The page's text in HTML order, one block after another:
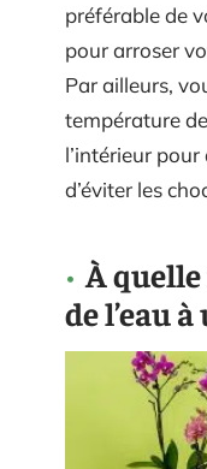
préférable de
pour arroser
Par ailleurs,
température
l’intérieur
d’éviter les
À
de l’eau